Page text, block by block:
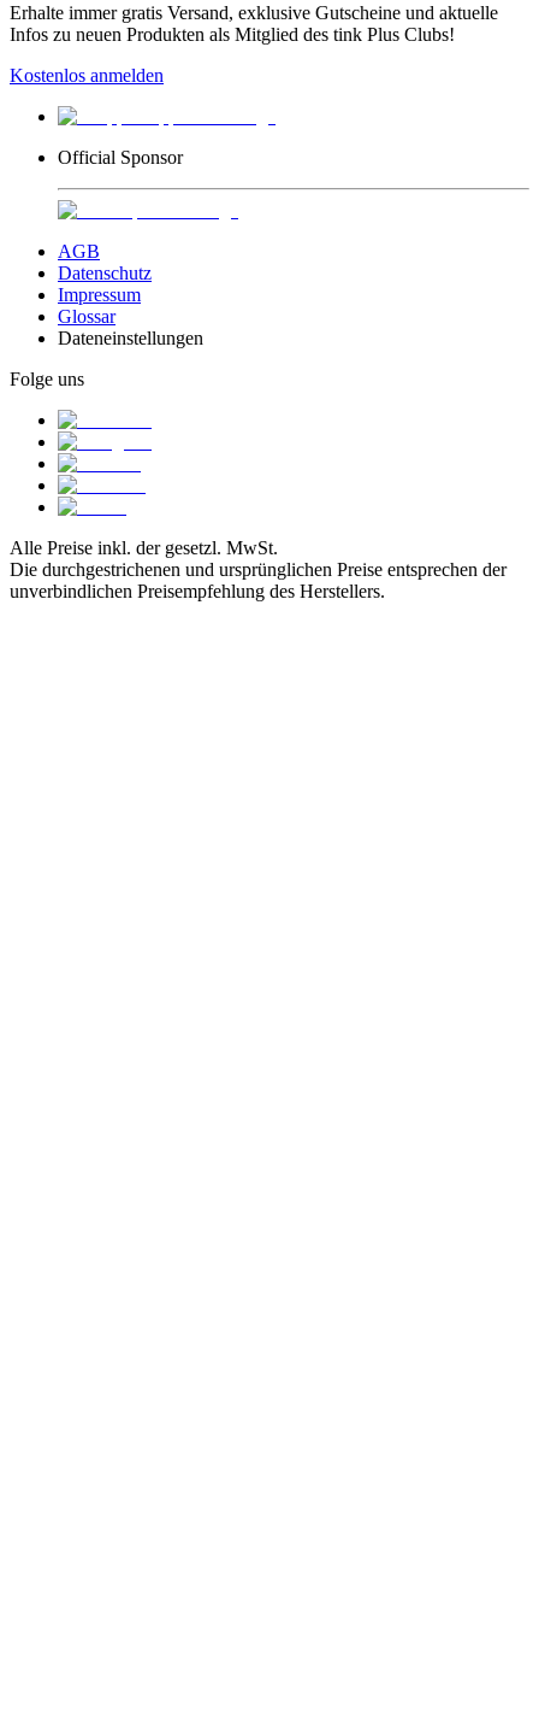
Erhalte immer gratis Versand, exklusive Gutscheine und aktuelle
Infos zu neuen Produkten als Mitglied des tink Plus Clubs!
Kostenlos anmelden
Official Sponsor
AGB
Datenschutz
Impressum
Glossar
Dateneinstellungen
Folge uns
Alle Preise inkl. der gesetzl. MwSt.
Die durchgestrichenen und ursprünglichen Preise entsprechen der
unverbindlichen Preisempfehlung des Herstellers.